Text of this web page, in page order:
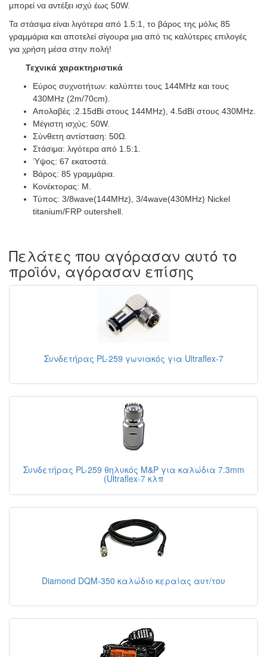
μπορεί να αντέξει ισχύ έως 50W.
Τα στάσιμα είναι λιγότερα από 1.5:1, το βάρος της μόλις 85
γραμμάρια και αποτελεί σίγουρα μια από τις καλύτερες επιλογές
για χρήση μέσα στην πολή!
Τεχνικά χαρακτηριστικά
Εύρος συχνοτήτων: καλύπτει τους 144MHz και τους
430MHz (2m/70cm).
Απολαβές :2.15dBi στους 144MHz), 4.5dBi στους 430MHz.
Μέγιστη ισχύς: 50W.
Σύνθετη αντίσταση: 50Ω.
Στάσιμα: λιγότερα από 1.5:1.
Ύψος: 67 εκατοστά.
Βάρος: 85 γραμμάρια.
Κονέκτορας: Μ.
Τύπος: 3/8wave(144MHz), 3/4wave(430MHz) Nickel
titanium/FRP outershell.
Πελάτες που αγόρασαν αυτό το
προϊόν, αγόρασαν επίσης
Συνδετήρας PL-259 γωνιακός για Ultraflex-7
Συνδετήρας PL-259 θηλυκός M&P για καλώδια 7.3mm
(Ultraflex-7 κλπ
Diamond DQM-350 καλώδιο κεραίας αυτ/του